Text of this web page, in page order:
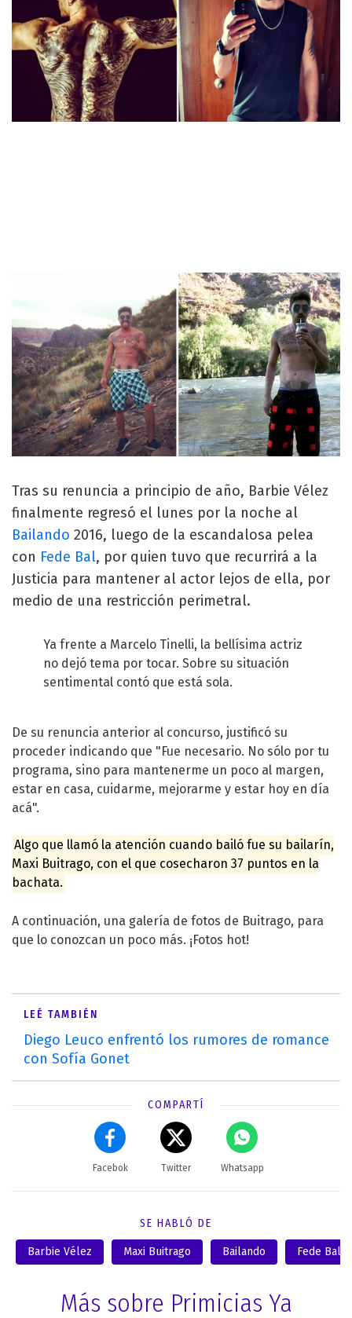
Tras su renuncia a principio de año, Barbie Vélez
finalmente regresó el lunes por la noche al
Bailando 2016, luego de la escandalosa pelea
con Fede Bal, por quien tuvo que recurrirá a la
Justicia para mantener al actor lejos de ella, por
medio de una restricción perimetral.
Ya frente a Marcelo Tinelli, la bellísima actriz
no dejó tema por tocar. Sobre su situación
sentimental contó que está sola.
De su renuncia anterior al concurso, justificó su
proceder indicando que "Fue necesario. No sólo por tu
programa, sino para mantenerme un poco al margen,
estar en casa, cuidarme, mejorarme y estar hoy en día
acá".
Algo que llamó la atención cuando bailó fue su bailarín,
Maxi Buitrago, con el que cosecharon 37 puntos en la
bachata.
A continuación, una galería de fotos de Buitrago, para
que lo conozcan un poco más. ¡Fotos hot!
LEÉ TAMBIÉN
Diego Leuco enfrentó los rumores de romance
con Sofía Gonet
COMPARTÍ
Facebok Twitter Whatsapp
SE HABLÓ DE
Barbie Vélez Maxi Buitrago Bailando Fede Bal
Más sobre Primicias Ya